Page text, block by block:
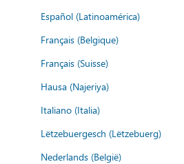
Español (Latinoamérica)
Français (Belgique)
Français (Suisse)
Hausa (Najeriya)
Italiano (Italia)
Lëtzebuergesch (Lëtzebuerg)
Nederlands (België)